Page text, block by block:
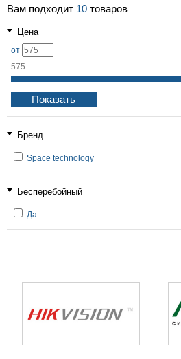
Вам подходит 10 товаров
Цена
от
575
Бренд
Space technology
Бесперебойный
Да